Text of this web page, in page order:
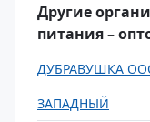
Другие
питания –
ДУБРАВУШКА
ЗАПАДНЫЙ